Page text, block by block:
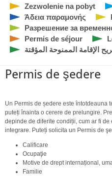
Zezwolenie na pobyt
Άδεια παραμονής
Разрешение за
Permis de séjour
الإقامة الممنوحة المؤقتة
Permis de şedere
Un Permis de ședere este întotdeauna
puteți înainta o cerere de prelungire.
depinde de diferite condiții, cum ar fi
integrare. Puteți solicita un Permis de
Calificare
Ocupaţie
Motive de drept internațional,
Familie